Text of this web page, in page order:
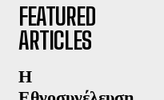
FEATURED
ARTICLES
Η